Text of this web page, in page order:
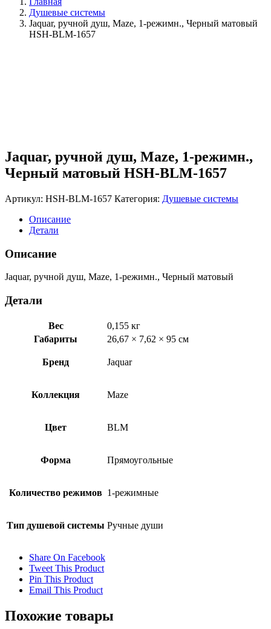
Душевые системы
Jaquar, ручной душ, Maze, 1-режимн., Черный матовый
HSH-BLM-1657
Jaquar, ручной душ, Maze, 1-режимн.,
Черный матовый HSH-BLM-1657
Артикул: HSH-BLM-1657 Категория: Душевые системы
Описание
Детали
Описание
Jaquar, ручной душ, Maze, 1-режимн., Черный матовый
Детали
Вес
0,155 кг
Габариты
26,67 × 7,62 × 95 см
Бренд Jaquar
Коллекция Maze
Цвет BLM
Форма Прямоугольные
Количество режимов 1-режимные
Тип душевой системы Ручные души
Share On Facebook
Tweet This Product
Pin This Product
Email This Product
Похожие товары